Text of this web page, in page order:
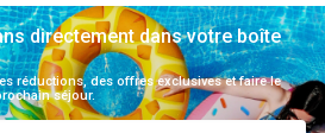
directement dans votre boîte
réductions, des offres exclusives et faire le
séjour.